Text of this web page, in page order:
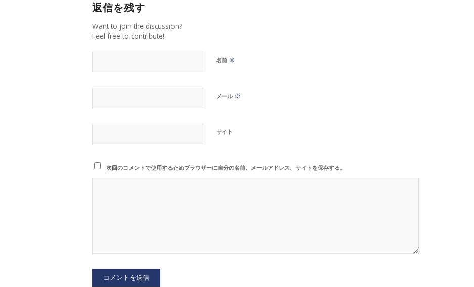
返信を残す
Want to join the discussion?
Feel free to contribute!
名前 ※
メール ※
サイト
次回のコメントで使用するためブラウザーに自分の名前、メールアドレス、サイトを保存する。